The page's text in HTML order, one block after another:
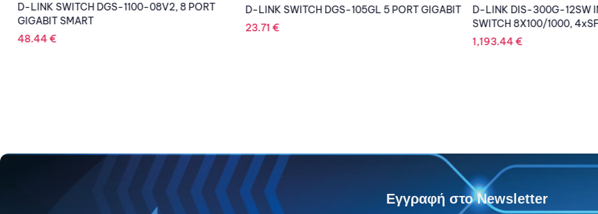
D-LINK SWITCH DGS-1100-08V2, 8 PORT
GIGABIT SMART
48.44€
D-LINK SWITCH DGS-105GL 5 PORT GIGABIT
23.71 €
D-LINK DIS-300G-12SW
SWITCH 8X100/1000,
1,193.44€
Εγγραφή στο Newsletter